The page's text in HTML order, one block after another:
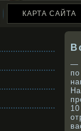
КАРТА САЙТА
—